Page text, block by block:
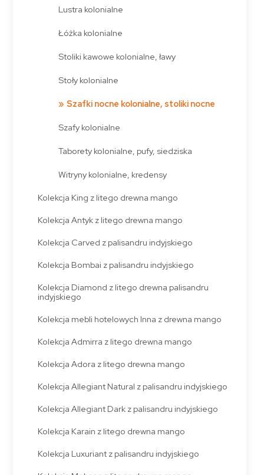
Lustra kolonialne
Łóżka kolonialne
Stoliki kawowe kolonialne, ławy
Stoły kolonialne
Szafki nocne kolonialne, stoliki nocne
Szafy kolonialne
Taborety kolonialne, pufy, siedziska
Witryny kolonialne, kredensy
Kolekcja King z litego drewna mango
Kolekcja Antyk z litego drewna mango
Kolekcja Carved z palisandru indyjskiego
Kolekcja Bombai z palisandru indyjskiego
Kolekcja Diamond z litego drewna palisandru
indyjskiego
Kolekcja mebli hotelowych Inna z drewna mango
Kolekcja Admirra z litego drewna mango
Kolekcja Adora z litego drewna mango
Kolekcja Allegiant Natural z palisandru indyjskiego
Kolekcja Allegiant Dark z palisandru indyjskiego
Kolekcja Karain z litego drewna mango
Kolekcja Luxuriant z palisandru indyjskiego